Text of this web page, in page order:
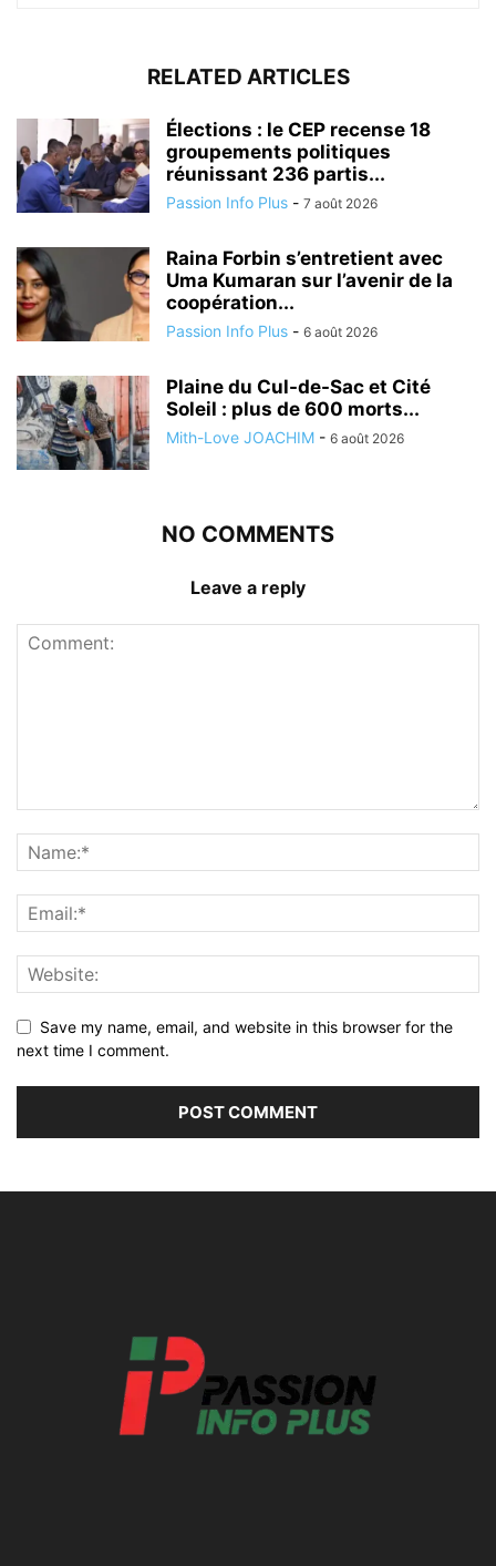
RELATED ARTICLES
Élections : le CEP recense 18
groupements politiques
réunissant 236 partis...
Passion Info Plus - 7 août 2026
Raina Forbin s’entretient avec
Uma Kumaran sur l’avenir de la
coopération...
Passion Info Plus - 6 août 2026
Plaine du Cul-de-Sac et Cité
Soleil : plus de 600 morts...
Mith-Love JOACHIM - 6 août 2026
NO COMMENTS
Leave a reply
Save my name, email, and website in this browser for the
next time I comment.